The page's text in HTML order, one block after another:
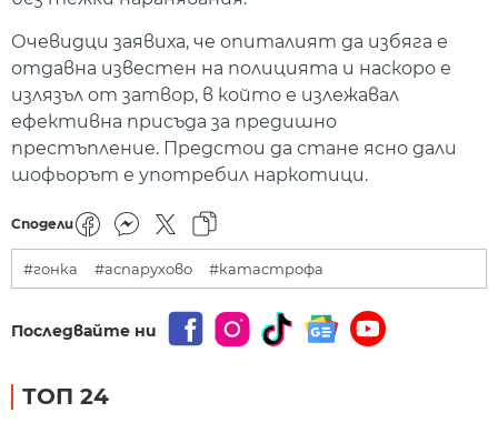
Очевидци заявиха, че опиталият да избяга е
отдавна известен на полицията и наскоро е
излязъл от затвор, в който е излежавал
ефективна присъда за предишно
престъпление. Предстои да стане ясно дали
шофьорът е употребил наркотици.
Сподели
#гонка #аспарухово #катастрофа
Последвайте ни
ТОП 24